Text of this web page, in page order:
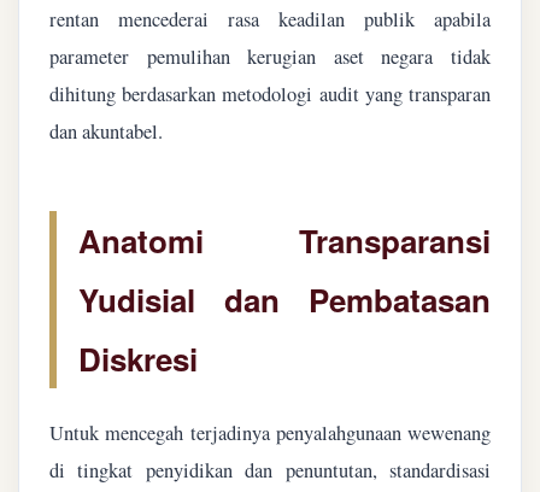
rentan mencederai rasa keadilan publik apabila
parameter pemulihan kerugian aset negara tidak
dihitung berdasarkan metodologi audit yang transparan
dan akuntabel.
Anatomi Transparansi
Yudisial dan Pembatasan
Diskresi
Untuk mencegah terjadinya penyalahgunaan wewenang
di tingkat penyidikan dan penuntutan, standardisasi